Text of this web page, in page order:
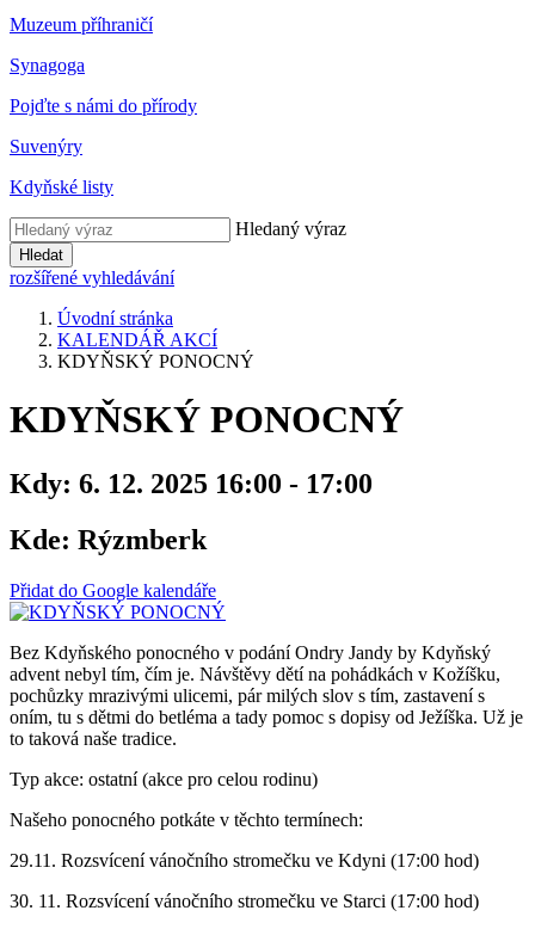
Muzeum příhraničí
Synagoga
Pojďte s námi do přírody
Suvenýry
Kdyňské listy
Hledaný výraz
Hledat
rozšířené vyhledávání
Úvodní stránka
KALENDÁŘ AKCÍ
KDYŇSKÝ PONOCNÝ
KDYŇSKÝ PONOCNÝ
Kdy: 6. 12. 2025 16:00 - 17:00
Kde: Rýzmberk
Přidat do Google kalendáře
Bez Kdyňského ponocného v podání Ondry Jandy by Kdyňský
advent nebyl tím, čím je. Návštěvy dětí na pohádkách v Kožíšku,
pochůzky mrazivými ulicemi, pár milých slov s tím, zastavení s
oním, tu s dětmi do betléma a tady pomoc s dopisy od Ježíška. Už je
to taková naše tradice.
Typ akce: ostatní (akce pro celou rodinu)
Našeho ponocného potkáte v těchto termínech:
29.11. Rozsvícení vánočního stromečku ve Kdyni (17:00 hod)
30. 11. Rozsvícení vánočního stromečku ve Starci (17:00 hod)